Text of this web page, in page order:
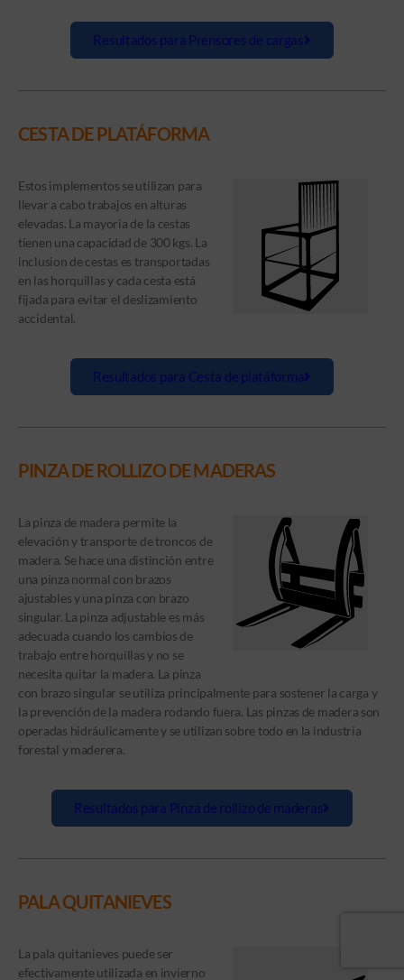
Resultados para Prensores de cargas
CESTA DE PLATÁFORMA
Estos implementos se utilizan para
llevar a cabo trabajos en alturas
elevadas. La mayoria de la cestas
tienen una capacidad de 300 kgs. La
inclusion de cestas es transportadas
en las horquillas y cada cesta está
fijada para evitar el deslizamiento
accidental.
Resultados para Cesta de platáforma
PINZA DE ROLLIZO DE MADERAS
La pinza de madera permite la
elevación y transporte de troncos de
madera. Se hace una distinción entre
una pinza normal con brazos
ajustables y una pinza con brazo
singular. La pinza adjustable es más
adecuada cuando los cambios de
trabajo entre horquillas y no se
necesita quitar la madera. La pinza
con brazo singular se utiliza principalmente para sostener la carga y
la prevención de la madera rodando fuera. Las pinzas de madera son
operadas hidráulicamente y se utilizan sobre todo en la industria
forestal y maderera.
Resultados para Pinza de rollizo de maderas
PALA QUITANIEVES
La pala quitanieves puede ser
efectivamente utilizada en invierno